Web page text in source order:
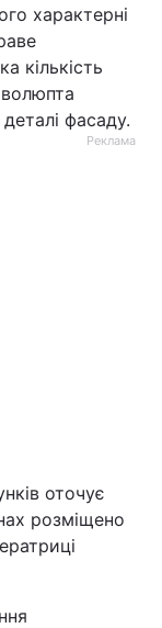
характерні
кількість
фасаду.
Реклама
оточує
розміщено